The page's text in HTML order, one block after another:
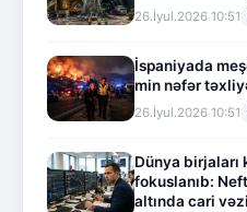
26.İyul.2026 10:51
İspaniyada
min nəfər
26.İyul.2026 10:51
Dünya
fokuslanıb:
altında cari